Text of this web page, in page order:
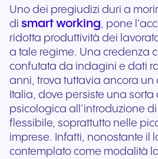
Uno dei pregiudizi duri a
di smart working, pone
ridotta produttività dei
a tale regime. Una credenza
confutata da indagini e dati
anni, trova tuttavia ancora un
Italia, dove persiste una sorta
psicologica all’introduzione
flessibile, soprattutto nelle
imprese. Infatti, nonostante il
contemplato come modalità